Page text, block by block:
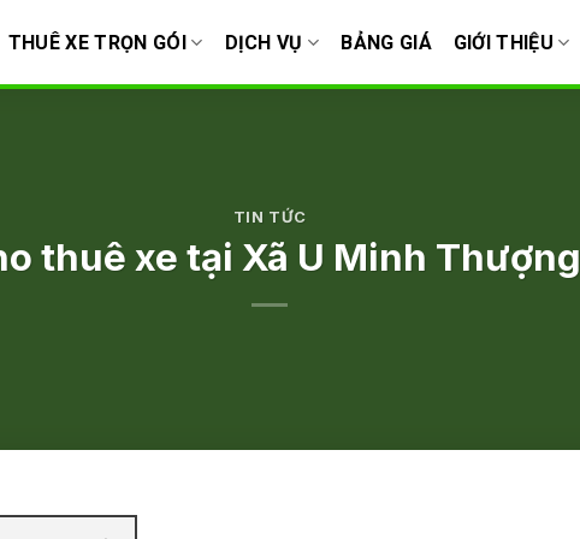
THUÊ XE TRỌN GÓI DỊCH VỤ BẢNG GIÁ GIỚI THIỆU
TIN TỨC
thuê xe tại Xã U Minh Thượng